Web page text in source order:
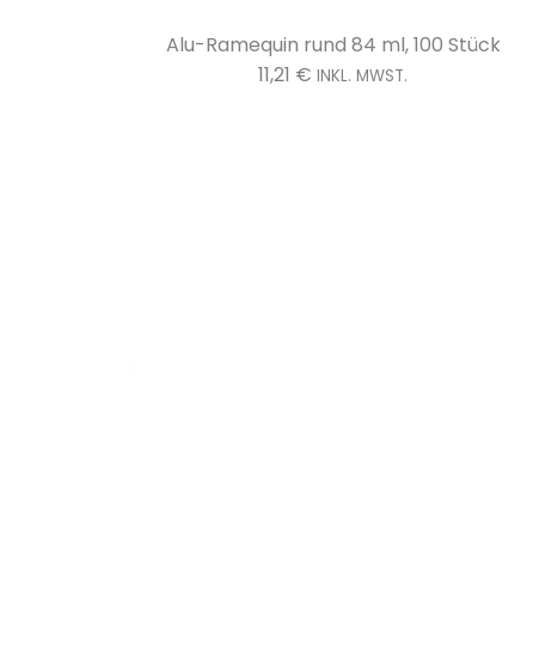
Schneckenteller Aluminium Ø174 mm pro 100
16,04€ INKL. MWST.